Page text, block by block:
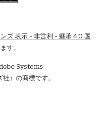
ズ 表示 - 非営利 - 継承 4.0 国
す。
Systems
）の商標です。